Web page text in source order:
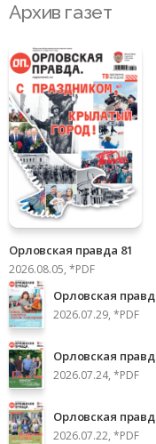
Архив газет
Орловская правда 81
2026.08.05, *PDF
Орловская
2026.07.29, *PDF
Орловская
2026.07.24, *PDF
Орловская
2026.07.22, *PDF